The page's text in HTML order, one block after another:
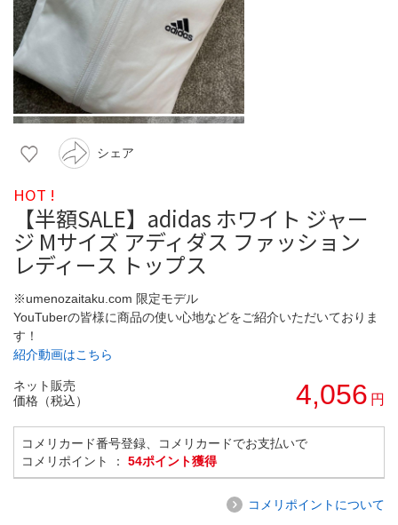
シェア
HOT !
【半額SALE】adidas ホワイト ジャー
ジ Mサイズ アディダス ファッション
レディース トップス
※umenozaitaku.com 限定モデル
YouTuberの皆様に商品の使い心地などをご紹介いただいておりま
す！
紹介動画はこちら
ネット販売
価格（税込）
4,056 円
コメリカード番号登録、コメリカードでお支払いで
コメリポイント ： 54ポイント獲得
コメリポイントについて